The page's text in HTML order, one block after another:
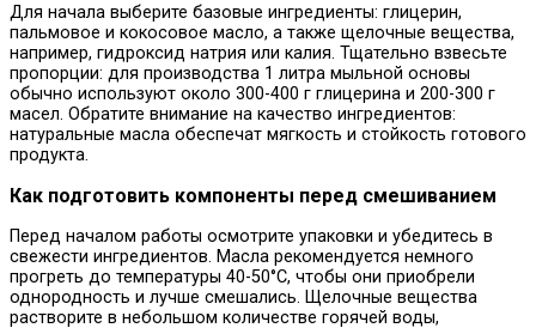
Для начала выберите базовые ингредиенты: глицерин,
пальмовое и кокосовое масло, а также щелочные вещества,
например, гидроксид натрия или калия. Тщательно взвесьте
пропорции: для производства 1 литра мыльной основы
обычно используют около 300-400 г глицерина и 200-300 г
масел. Обратите внимание на качество ингредиентов:
натуральные масла обеспечат мягкость и стойкость готового
продукта.
Как подготовить компоненты перед смешиванием
Перед началом работы осмотрите упаковки и убедитесь в
свежести ингредиентов. Масла рекомендуется немного
прогреть до температуры 40-50°С, чтобы они приобрели
однородность и лучше смешались. Щелочные вещества
растворите в небольшом количестве горячей воды,